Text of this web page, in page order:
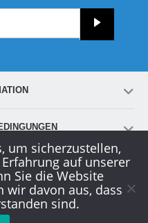
um sicherzustellen,
auf unserer
Sie die Website
wir davon aus, dass
sind.